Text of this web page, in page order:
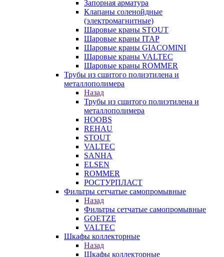
Запорная арматура
Клапаны соленойдные
(электромагнитные)
Шаровые краны STOUT
Шаровые краны ITAP
Шаровые краны GIACOMINI
Шаровые краны VALTEC
Шаровые краны ROMMER
Трубы из сшитого полиэтилена и
металлополимера
Назад
Трубы из сшитого полиэтилена и
металлополимера
HOOBS
REHAU
STOUT
VALTEC
SANHA
ELSEN
ROMMER
РОСТУРПЛАСТ
Фильтры сетчатые самопромывные
Назад
Фильтры сетчатые самопромывные
GOETZE
VALTEC
Шкафы коллекторные
Назад
Шкафы коллекторные